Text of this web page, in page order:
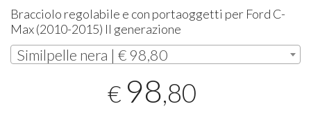
Bracciolo regolabile e con portaoggetti per Ford C-
Max (2010-2015) II generazione
Similpelle nera | € 98,80
€ 98,80